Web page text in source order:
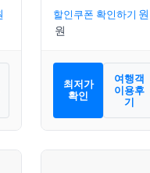
할인쿠폰 확인하기
최저가
확인
여행객
이용후
기